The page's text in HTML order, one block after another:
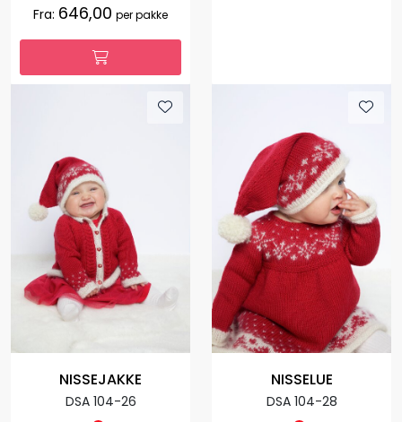
Fra: 646,00 per pakke
NISSEJAKKE
DSA 104-26
NISSELUE
DSA 104-28